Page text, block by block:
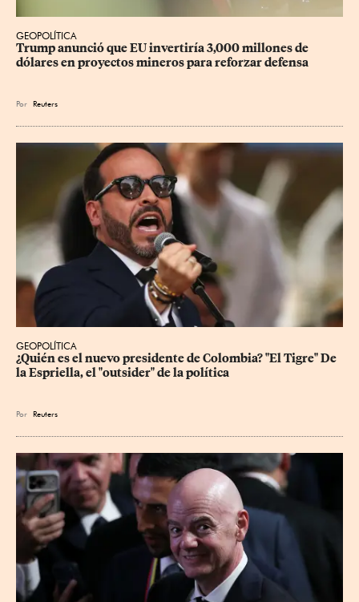
GEOPOLÍTICA
Trump anunció que EU invertiría 3,000 millones de
dólares en proyectos mineros para reforzar defensa
Por Reuters
GEOPOLÍTICA
¿Quién es el nuevo presidente de Colombia? "El Tigre" De
la Espriella, el "outsider" de la política
Por Reuters